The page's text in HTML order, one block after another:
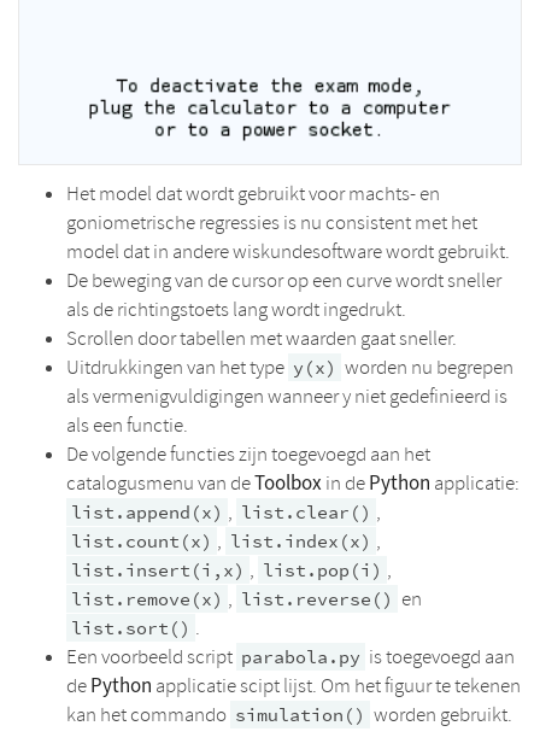
Het model dat wordt gebruikt voor machts- en
goniometrische regressies is nu consistent met het
model dat in andere wiskundesoftware wordt gebruikt.
De beweging van de cursor op een curve wordt sneller
als de richtingstoets lang wordt ingedrukt.
Scrollen door tabellen met waarden gaat sneller.
Uitdrukkingen van het type y(x) worden nu begrepen
als vermenigvuldigingen wanneer y niet gedefinieerd is
als een functie.
De volgende functies zijn toegevoegd aan het
catalogusmenu van deToolbox in dePython applicatie:
list.append(x) , list.clear() ,
list.count(x) , list.index(x) ,
list.insert(i,x) , list.pop(i) ,
list.remove(x) , list.reverse() en
list.sort() .
Een voorbeeld script parabola.py is toegevoegd aan
dePython applicatie scipt lijst. Om het figuur te tekenen
kan het commando simulation() worden gebruikt.